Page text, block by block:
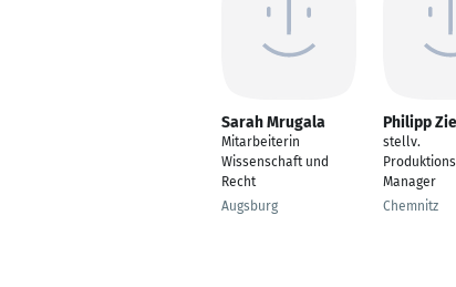
Sarah Mrugala
Mitarbeiterin
Wissenschaft und
Recht
Augsburg
Philipp
stellv.
Manager
Chemnitz